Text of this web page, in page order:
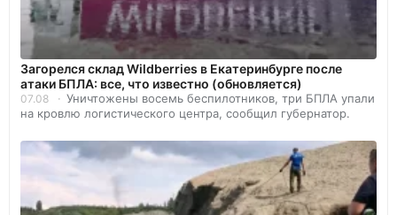
Загорелся склад Wildberries в Екатеринбурге после
атаки БПЛА: все, что известно (обновляется)
07.08
Уничтожены восемь беспилотников, три БПЛА упали
на кровлю логистического центра, сообщил губернатор.